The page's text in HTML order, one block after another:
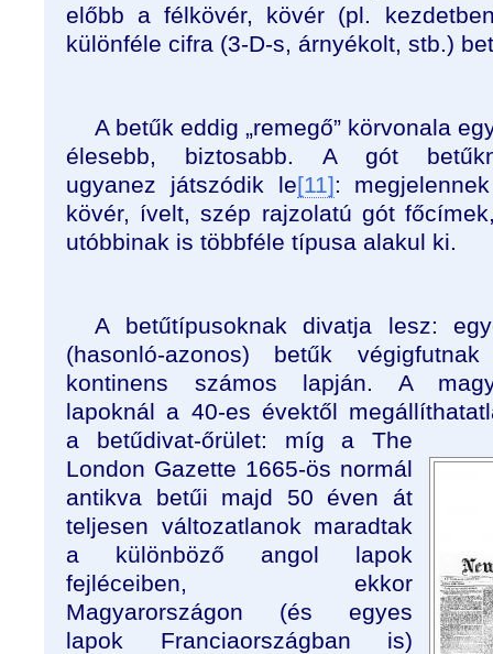
előbb a félkövér, kövér (pl.
különféle cifra (3-D-s, árnyékolt, stb.)
A betűk eddig „remegő” körvonala
élesebb, biztosabb. A gót
ugyanez játszódik le[11]:
kövér, ívelt, szép rajzolatú gót
utóbbinak is többféle típusa alakul ki.
A betűtípusoknak divatja lesz:
(hasonló-azonos) betűk
kontinens számos lapján. A
lapoknál a 40-es évektől
a betűdivat-őrület: míg a The
London Gazette 1665-ös normál
antikva betűi majd 50 éven át
teljesen változatlanok maradtak
a különböző angol lapok
fejléceiben, ekkor
Magyarországon (és egyes
lapok Franciaországban is)